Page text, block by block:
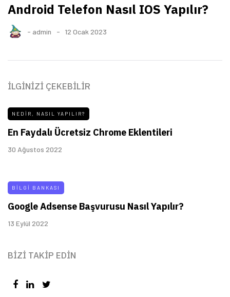
Android Telefon Nasıl IOS Yapılır?
- admin 12 Ocak 2023
İLGINIZI ÇEKEBILIR
NEDIR, NASIL YAPILIR?
En Faydalı Ücretsiz Chrome Eklentileri
30 Ağustos 2022
BILGI BANKASI
Google Adsense Başvurusu Nasıl Yapılır?
13 Eylül 2022
BIZI TAKIP EDIN